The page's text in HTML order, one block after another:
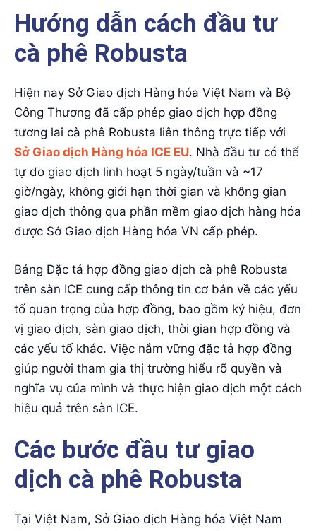
Hướng dẫn cách đầu tư
cà phê Robusta
Hiện nay Sở Giao dịch Hàng hóa Việt Nam và Bộ
Công Thương đã cấp phép giao dịch hợp đồng
tương lai cà phê Robusta liên thông trực tiếp với
Sở Giao dịch Hàng hóa ICE EU. Nhà đầu tư có thể
tự do giao dịch linh hoạt 5 ngày/tuần và ~17
giờ/ngày, không giới hạn thời gian và không gian
giao dịch thông qua phần mềm giao dịch hàng hóa
được Sở Giao dịch Hàng hóa VN cấp phép.
Bảng Đặc tả hợp đồng giao dịch cà phê Robusta
trên sàn ICE cung cấp thông tin cơ bản về các yếu
tố quan trọng của hợp đồng, bao gồm ký hiệu, đơn
vị giao dịch, sàn giao dịch, thời gian hợp đồng và
các yếu tố khác. Việc nắm vững đặc tả hợp đồng
giúp người tham gia thị trường hiểu rõ quyền và
nghĩa vụ của mình và thực hiện giao dịch một cách
hiệu quả trên sàn ICE.
Các bước đầu tư giao
dịch cà phê Robusta
Tại Việt Nam, Sở Giao dịch Hàng hóa Việt Nam